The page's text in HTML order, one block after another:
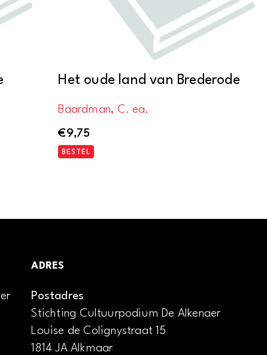
Het oude land van Brederode
Baardman, C. ea.
€9,75
BESTEL
ADRES
Postadres
Stichting Cultuurpodium De Alkenaer
Louise de Colignystraat 15
1814 JA Alkmaar